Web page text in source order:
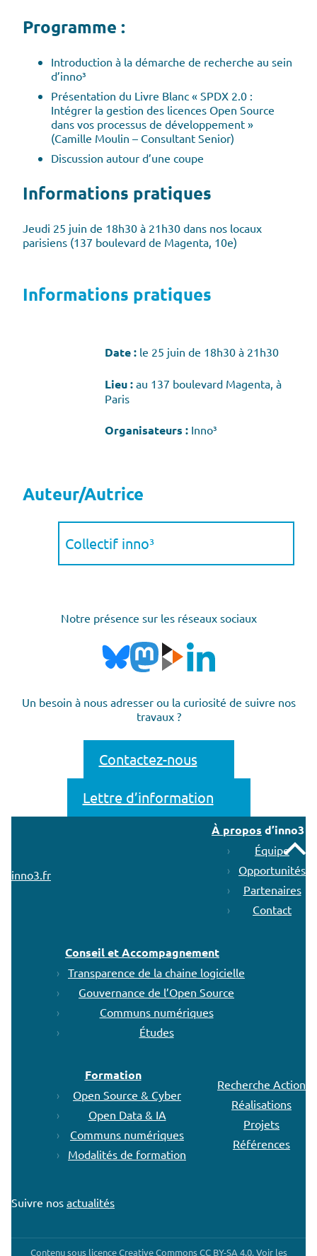
Programme :
Introduction à la démarche de recherche au sein
d’inno³
Présentation du Livre Blanc « SPDX 2.0 :
Intégrer la gestion des licences Open Source
dans vos processus de développement »
(Camille Moulin – Consultant Senior)
Discussion autour d’une coupe
Informations pratiques
Jeudi 25 juin de 18h30 à 21h30 dans nos locaux
parisiens (137 boulevard de Magenta, 10e)
Informations pratiques
Date : le 25 juin de 18h30 à 21h30
Lieu : au 137 boulevard Magenta, à
Paris
Organisateurs : Inno³
Auteur/Autrice
Collectif inno³
Notre présence sur les réseaux sociaux
Un besoin à nous adresser ou la curiosité de suivre nos
travaux ?
Contactez-nous
Lettre d’information
inno3.fr
À propos d’inno3
Équipe
Opportunités
Partenaires
Contact
Conseil et Accompagnement
Transparence de la chaine logicielle
Gouvernance de l’Open Source
Communs numériques
Études
Formation
Open Source & Cyber
Open Data & IA
Communs numériques
Modalités de formation
Recherche Action
Réalisations
Projets
Références
Suivre nos actualités
Contenu sous licence Creative Commons CC BY-SA 4.0. Voir les
Remonter